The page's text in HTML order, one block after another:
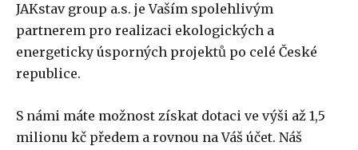
JAKstav group a.s. je Vaším spolehlivým
partnerem pro realizaci ekologických a
energeticky úsporných projektů po celé České
republice.
S námi máte možnost získat dotaci ve výši až 1,5
milionu kč předem a rovnou na Váš účet. Náš